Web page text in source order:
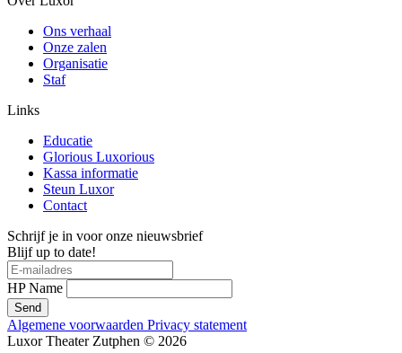
Ons verhaal
Onze zalen
Organisatie
Staf
Links
Educatie
Glorious Luxorious
Kassa informatie
Steun Luxor
Contact
Schrijf je in voor onze nieuwsbrief
Blijf up to date!
HP Name
Send
Algemene voorwaarden Privacy statement
Luxor Theater Zutphen © 2026